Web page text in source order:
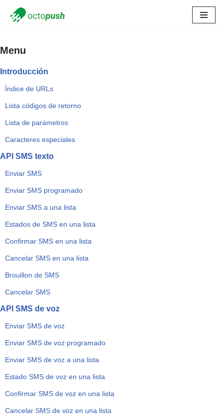
content
Menu
Introducción
Índice de URLs
Lista códigos de retorno
Lista de parámetros
Caracteres especiales
API SMS texto
Enviar SMS
Enviar SMS programado
Enviar SMS a una lista
Estados de SMS en una lista
Confirmar SMS en una lista
Cancelar SMS en una lista
Brouillon de SMS
Cancelar SMS
API SMS de voz
Enviar SMS de voz
Enviar SMS de voz programado
Enviar SMS de voz a una lista
Estado SMS de voz en una lista
Confirmar SMS de voz en una lista
Cancelar SMS de voz en una lista